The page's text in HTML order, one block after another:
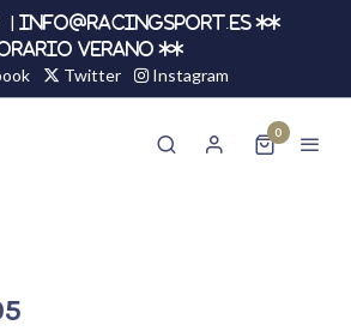
|
info@racingsport.es **
VERANO **
Twitter Instagram
0